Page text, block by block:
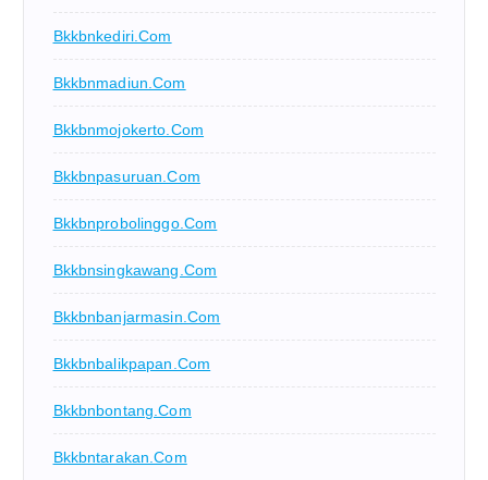
Bkkbnkediri.com
Bkkbnmadiun.com
Bkkbnmojokerto.com
Bkkbnpasuruan.com
Bkkbnprobolinggo.com
Bkkbnsingkawang.com
Bkkbnbanjarmasin.com
Bkkbnbalikpapan.com
Bkkbnbontang.com
Bkkbntarakan.com